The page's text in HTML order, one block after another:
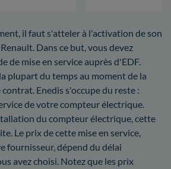
il faut s'atteler à l'activation de son
Dans ce but, vous devez
de mise en service auprès d'EDF.
plupart du temps au moment de la
Enedis s'occupe du reste :
de votre compteur électrique.
du compteur électrique, cette
Le prix de cette mise en service,
fournisseur, dépend du délai
avez choisi. Notez que les prix